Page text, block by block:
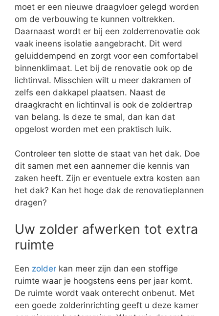
moet er een nieuwe draagvloer gelegd worden
om de verbouwing te kunnen voltrekken.
Daarnaast wordt er bij een zolderrenovatie ook
vaak ineens isolatie aangebracht. Dit werd
geluiddempend en zorgt voor een comfortabel
binnenklimaat. Let bij de renovatie ook op de
lichtinval. Misschien wilt u meer dakramen of
zelfs een dakkapel plaatsen. Naast de
draagkracht en lichtinval is ook de zoldertrap
van belang. Is deze te smal, dan kan dat
opgelost worden met een praktisch luik.
Controleer ten slotte de staat van het dak. Doe
dit samen met een aannemer die kennis van
zaken heeft. Zijn er eventuele extra kosten aan
het dak? Kan het hoge dak de renovatieplannen
dragen?
Uw zolder afwerken tot extra
ruimte
Een zolder kan meer zijn dan een stoffige
ruimte waar je hoogstens eens per jaar komt.
De ruimte wordt vaak onterecht onbenut. Met
een goede zolderinrichting geeft u deze kamer